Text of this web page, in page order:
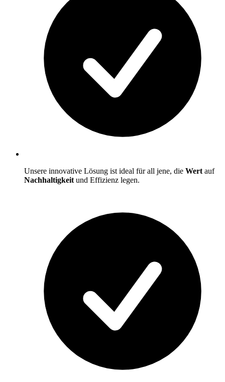
Unsere innovative Lösung ist ideal für all jene, die Wert auf
Nachhaltigkeit und Effizienz legen.